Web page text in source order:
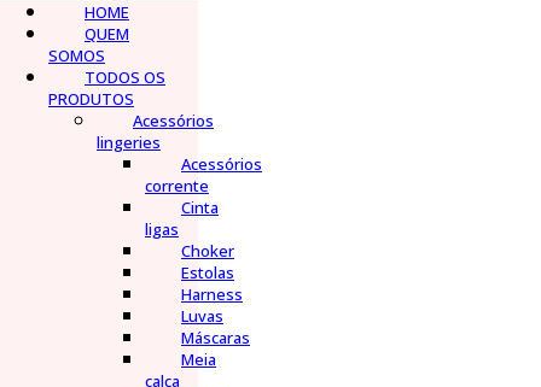
HOME
QUEM
SOMOS
TODOS OS
PRODUTOS
Acessórios
lingeries
Acessórios
corrente
Cinta
ligas
Choker
Estolas
Harness
Luvas
Máscaras
Meia
calça